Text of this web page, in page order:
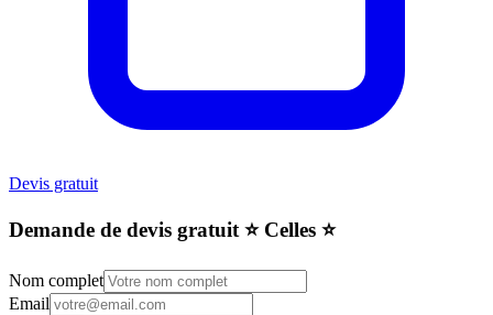
Devis gratuit
Demande de devis gratuit ⭐️ Celles ⭐️
Nom complet
Email